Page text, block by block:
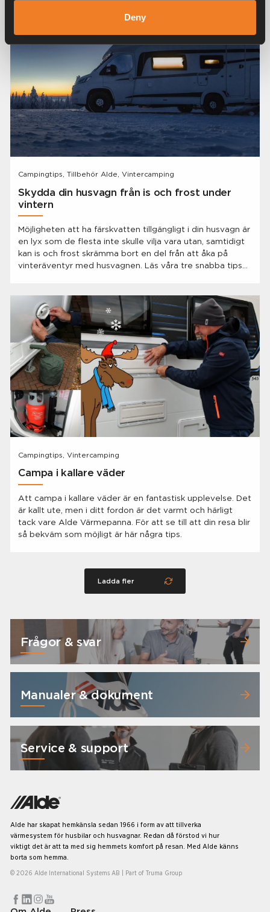
Deny
Campingtips, Tillbehör Alde, Vintercamping
Skydda din husvagn från is och frost under
vintern
Möjligheten att ha färskvatten tillgängligt i din husvagn är
en lyx som de flesta inte skulle vilja vara utan, samtidigt
kan is och frost skrämma bort en del från att åka på
vinteräventyr med husvagnen. Läs våra tre snabba tips
Campingtips, Vintercamping
Campa i kallare väder
Att campa i kallare väder är en fantastisk upplevelse. Det
är kallt ute, men i ditt fordon är det varmt och härligt
tack vare Alde Värmepanna. För att se till att din resa blir
så bekväm som möjligt är här några tips.
Ladda fler
Frågor & svar
Manualer & dokument
Service & support
Alde har skapat hemkänsla sedan 1966 i form av att tillverka
värmesystem för husbilar och husvagnar. Redan då förstod vi hur
viktigt det är att ta med sig hemmets komfort på resan. Med Alde känns
borta som hemma.
© 2026 Alde International Systems AB | Part of Truma Group